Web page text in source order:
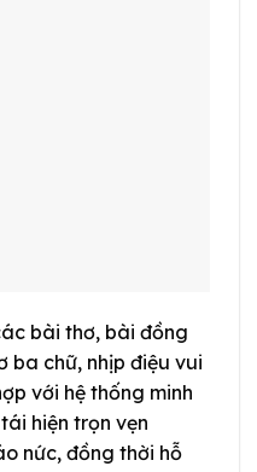
bài thơ, bài đồng
ba chữ, nhịp điệu vui
với hệ thống minh
hiện trọn vẹn
nức, đồng thời hỗ